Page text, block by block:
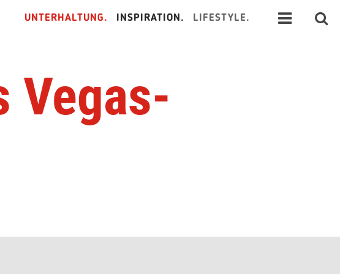
UNTERHALTUNG. INSPIRATION. LIFESTYLE.
Vegas-